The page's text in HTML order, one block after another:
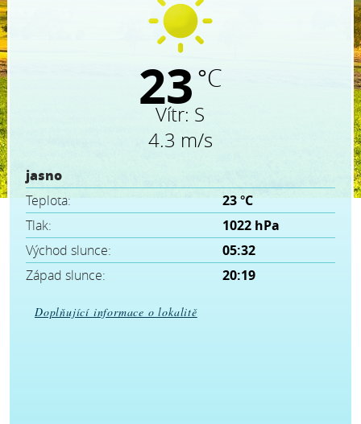
23 °C
Vítr: S
4.3 m/s
jasno
Teplota:
23 °C
Tlak:
1022 hPa
Východ slunce:
05:32
Západ slunce:
20:19
Doplňující informace o lokalitě